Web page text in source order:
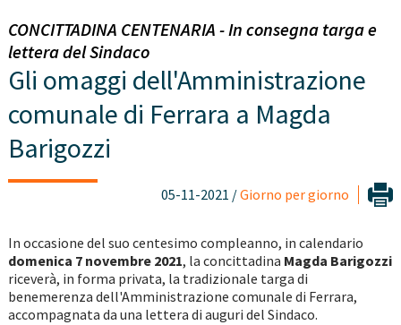
CONCITTADINA CENTENARIA - In consegna targa e
lettera del Sindaco
Gli omaggi dell'Amministrazione
comunale di Ferrara a Magda
Barigozzi
05-11-2021 /Giorno per giorno
In occasione del suo centesimo compleanno, in calendario
domenica 7 novembre 2021, la concittadina Magda Barigozzi
riceverà, in forma privata, la tradizionale targa di
benemerenza dell'Amministrazione comunale di Ferrara,
accompagnata da una lettera di auguri del Sindaco.